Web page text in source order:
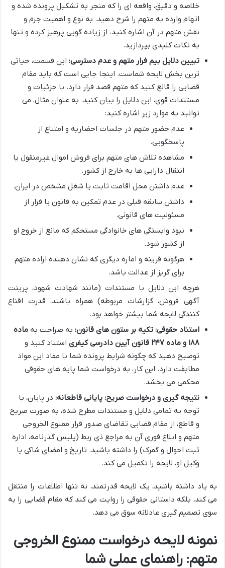
خلاصه و دقیق، واقعه ای را که منجر به تشکیل پرونده شده و
اتهام وارده به متهم را شرح دهید. به نوع و اهمیت جرم و
نقش متهم در آن اشاره کنید. از زیاده گویی پرهیز کرده و تنها
به نکات کلیدی بپردازید.
تبیین دلایل بیم فرار متهم و عدم دسترسی: این قسمت، حیاتی
ترین بخش لایحه شماست. اینجا جایی است که باید مقام
قضایی را قانع کنید که متهم قصد فرار دارد. با جزئیات و
مستندات قوی، این دلایل را بیان کنید. به عنوان مثال، می
توانید به موارد زیر اشاره کنید:
عدم حضور متهم در جلسات احضاریه و امتناع از
پاسخگویی.
مشاهده تلاش های متهم برای فروش اموال غیرمنقول یا
انتقال دارایی ها به خارج از کشور.
عدم داشتن محل اقامت ثابت یا شغل مشخص در ایران.
داشتن سابقه قبلی در عدم تمکین به قانون یا فرار از
مسئولیت های قانونی.
نبود وابستگی های خانوادگی مستحکم که مانع از خروج او
از کشور شود.
هرگونه قرینه و اماره دیگری که نشان دهنده اراده متهم
برای گریز از عدالت باشد.
هرچه این دلایل با مستندات (مانند شهادت شهود، پرینت
آگهی فروش، گزارشات مربوطه) همراه باشند، قدرت اقناع
کنندگی لایحه شما بیشتر خواهد بود.
استناد حقوقی: تکیه بر ستون های قانون: به صراحت به ماده
۱۸۸ و ماده ۲۴۷ قانون آیین دادرسی کیفری
استناد کنید و
توضیح دهید که چگونه شرایط پرونده شما با مفاد این مواد
مطابقت دارد. این کار، به درخواست شما پایه های حقوقی
محکمی می بخشد.
نتیجه گیری و درخواست صریح: پایانی قاطعانه: در پایان، با
توجه به تمامی دلایل و مستندات مطرح شده، به صورت صریح
و قاطع، از مقام قضایی تقاضای صدور قرار ممنوع الخروجی
متهم و ابلاغ فوری آن به مراجع ذی ربط (پلیس گذرنامه، اداره
ثبت احوال و گمرک) را داشته باشید. تاریخ و امضای شاکی یا
وکیل او، لایحه را تکمیل می کند.
به یاد داشته باشید، یک لایحه قدرتمند، نه تنها اطلاعات را منتقل
می کند، بلکه داستانی حقوقی را روایت می کند که مقام قضایی را به
سوی تصمیم گیری عادلانه سوق می دهد.
نمونه لایحه درخواست ممنوع الخروجی
متهم: راهنمای عملی شما